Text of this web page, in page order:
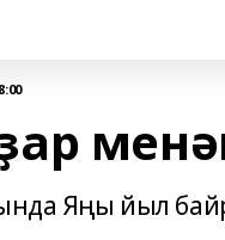
Яңы йыл